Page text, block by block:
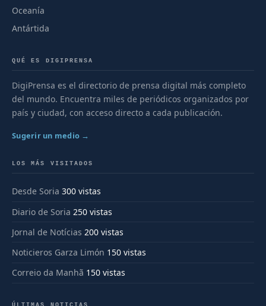
Oceanía
Antártida
QUÉ ES DIGIPRENSA
DigiPrensa es el directorio de prensa digital más completo
del mundo. Encuentra miles de periódicos organizados por
país y ciudad, con acceso directo a cada publicación.
Sugerir un medio →
LOS MÁS VISITADOS
Desde Soria 300 vistas
Diario de Soria 250 vistas
Jornal de Notícias 200 vistas
Noticieros Garza Limón 150 vistas
Correio da Manhã 150 vistas